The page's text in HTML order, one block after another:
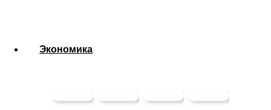
Экономика